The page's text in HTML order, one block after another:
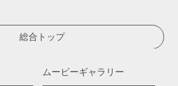
総合トップ
ムービーギャラリー